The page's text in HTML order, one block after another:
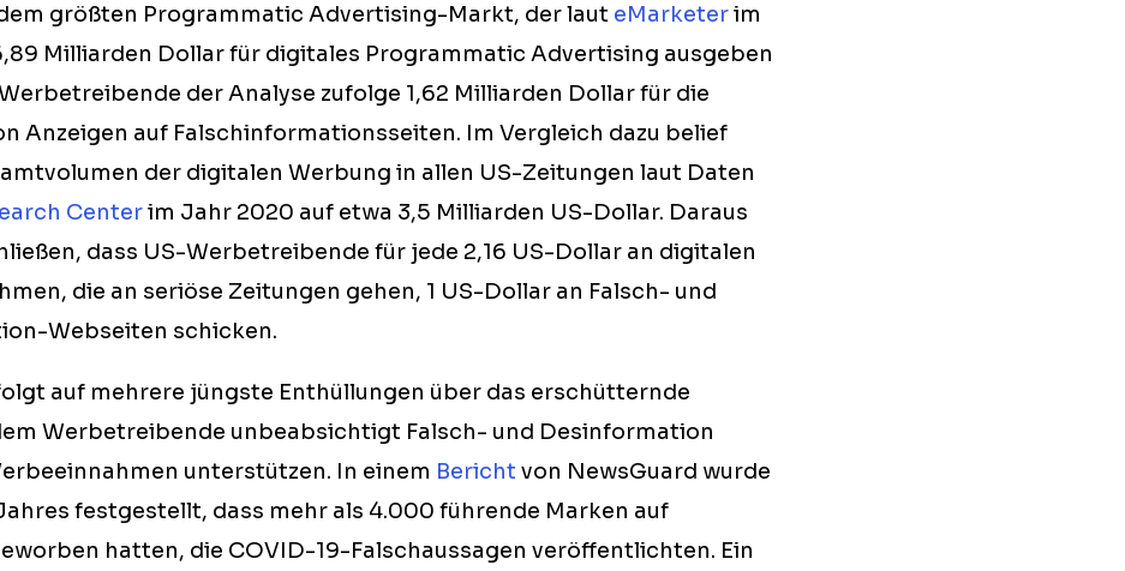
größten Programmatic Advertising-Markt, der laut eMarketerim
Milliarden Dollar für digitales Programmatic Advertising ausgeben
der Analyse zufolge 1,62 Milliarden Dollar für die
Anzeigen auf Falschinformationsseiten. Im Vergleich dazu belief
der digitalen Werbung in allen US-Zeitungen laut Daten
Centerim Jahr 2020 auf etwa 3,5 Milliarden US-Dollar. Daraus
dass US-Werbetreibende für jede 2,16 US-Dollar an digitalen
die an seriöse Zeitungen gehen, 1 US-Dollar an Falsch- und
Webseiten schicken.
auf mehrere jüngste Enthüllungen über das erschütternde
Werbetreibende unbeabsichtigt Falsch- und Desinformation
unterstützen. In einem Bericht von NewsGuard wurde
festgestellt, dass mehr als 4.000 führende Marken auf
hatten, die COVID-19-Falschaussagen veröffentlichten. Ein